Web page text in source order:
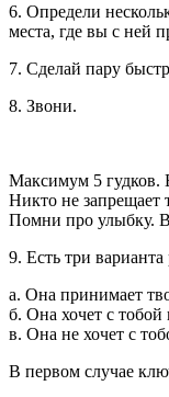
6. Определи
места, где вы с ней
7. Сделай пару
8. Звони.
Максимум 5 гудков.
Никто не запрещает
Помни про улыбку.
9. Есть три
а. Она принимает
б. Она хочет с
в. Она не хочет с
В первом случае